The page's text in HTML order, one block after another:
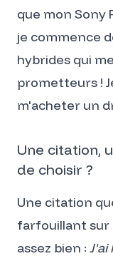
que mon Sony
je commence
hybrides qui
prometteurs !
m'acheter un
Une citation,
de choisir ?
Une citation
farfouillant sur
assez bien : J'ai